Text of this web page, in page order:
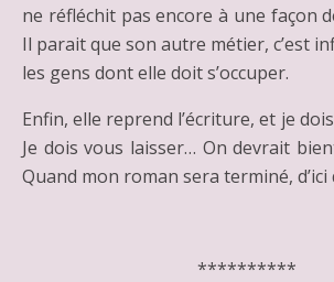
ne réfléchit pas encore à une façon
Il parait que son autre métier, c’est
les gens dont elle doit s’occuper.
Enfin, elle reprend l’écriture, et je
Je dois vous laisser… On devrait
Quand mon roman sera terminé, d’ici
**********